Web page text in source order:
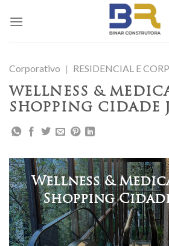
Corporativo | RESIDENCIAL E
WELLNESS &
SHOPPING CIDADE
Wellness &
Shopping